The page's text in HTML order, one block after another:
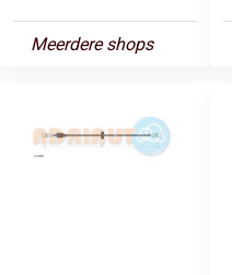
Meerdere shops